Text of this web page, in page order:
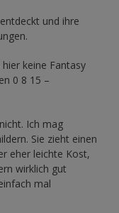
und ihre
keine Fantasy
0 8 15 –
Ich mag
Sie zieht einen
eher leichte Kost,
wirklich gut
mal